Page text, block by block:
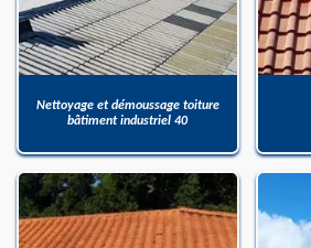
Nettoyage et démoussage toiture
bâtiment industriel 40